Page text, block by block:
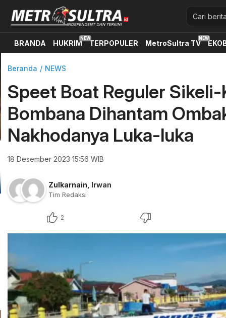
BRANDA HUKRIM TERPOPULER MetroSultra TV
Beranda NEWS
Speet Boat Reguler
Bombana Dihantam
Nakhodanya Luka-luka
18 Desember 2023 15:56 WIB
Zulkarnain Irwan
Tim Redaksi
2